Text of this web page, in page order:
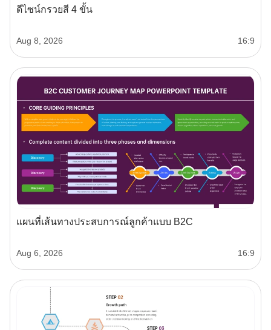
ดีไซน์กรวยสี 4 ขั้น
Aug 8, 2026 16:9
แผนที่เส้นทางประสบการณ์ลูกค้าแบบ B2C
Aug 6, 2026 16:9